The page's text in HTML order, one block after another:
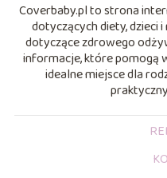
Coverbaby.pl to strona
dotyczących diety, dzieci
dotyczące zdrowego
informacje, które pomogą
idealne miejsce dla